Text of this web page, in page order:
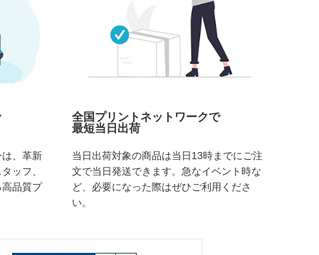
、革新
ッフ、
品質プ
全国プリントネットワークで
最短当日出荷
当日出荷対象の商品は当日13時までにご注
文で当日発送できます。急なイベント時な
ど、必要になった際はぜひご利用くださ
い。